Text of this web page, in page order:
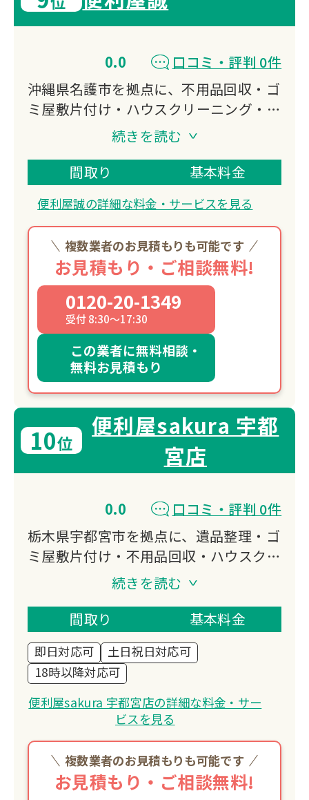
0.0
口コミ・評判 0件
沖縄県名護市を拠点に、不用品回収・ゴ
ミ屋敷片付け・ハウスクリーニング・害
虫駆除など生活のあらゆるお困りごとに
対応する便利屋です。
緊急対応可能で、お見積もり無料。
立ち会いなしでも作業可能で、写真報告
にて安心のサービスを提供します。
続きを読む
間取り
基本料金
便利屋誠の詳細な料金・サービスを見る
複数業者のお見積もりも可能です
お見積もり・ご相談無料!
0120-20-1349
受付 8:30～17:30
この業者に無料相談・
無料お見積もり
10位
便利屋sakura 宇都
宮店
0.0
口コミ・評判 0件
栃木県宇都宮市を拠点に、遺品整理・ゴ
ミ屋敷片付け・不用品回収・ハウスクリ
ーニングなど幅広く対応。
年中無休で営業し、深夜の引越しや急な
依頼にも柔軟に対応します。
業界最安値を目指し、お客様のお気持ち
に寄り添った丁寧な作業を提供していま
す。
続きを読む
間取り
基本料金
即日対応可
土日祝日対応可
18時以降対応可
便利屋sakura 宇都宮店の詳細な料金・サー
ビスを見る
複数業者のお見積もりも可能です
お見積もり・ご相談無料!